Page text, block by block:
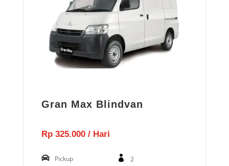
Gran Max Blindvan
Rp 325.000 / Hari
Pickup 2